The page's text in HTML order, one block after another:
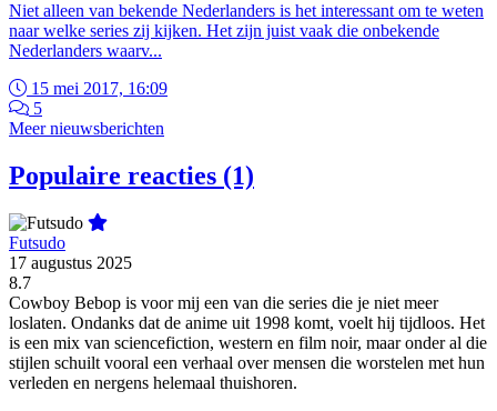
Niet alleen van bekende Nederlanders is het interessant om te weten
naar welke series zij kijken. Het zijn juist vaak die onbekende
Nederlanders waarv...
15 mei 2017, 16:09
5
Meer nieuwsberichten
Populaire reacties (1)
Futsudo
17 augustus 2025
8.7
Cowboy Bebop is voor mij een van die series die je niet meer
loslaten. Ondanks dat de anime uit 1998 komt, voelt hij tijdloos. Het
is een mix van sciencefiction, western en film noir, maar onder al die
stijlen schuilt vooral een verhaal over mensen die worstelen met hun
verleden en nergens helemaal thuishoren.